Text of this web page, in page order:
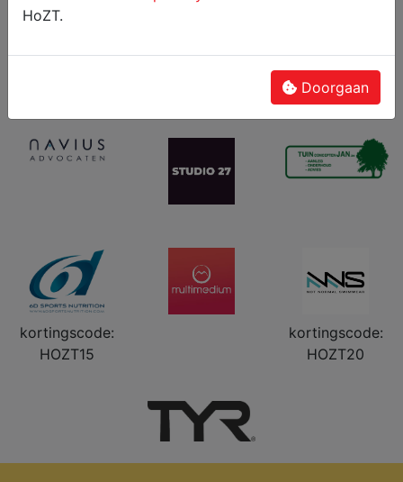
kortingscode:
HOZT15
kortingscode:
HOZT20
HoZT.
Doorgaan